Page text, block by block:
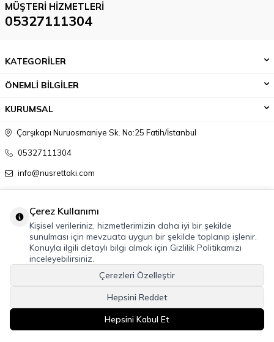
MÜŞTERI HIZMETLERI
05327111304
KATEGORİLER
ÖNEMLİ BİLGİLER
KURUMSAL
Çarşıkapı Nuruosmaniye Sk. No:25 Fatih/İstanbul
05327111304
info@nusrettaki.com
T-SoftE-TicaretSistemleriyle Hazırlanmıştır.
Çerez Kullanımı
Kişisel verileriniz, hizmetlerimizin daha iyi bir şekilde
sunulması için mevzuata uygun bir şekilde toplanıp işlenir.
Konuyla ilgili detaylı bilgi almak için Gizlilik Politikamızı
inceleyebilirsiniz.
Çerezleri Özelleştir
Hepsini Reddet
Hepsini Kabul Et